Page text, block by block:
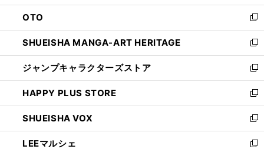
ウ
で
開
く
ン
ド
ウ
で
開
く
OTO
新
し
い
ウ
ィ
ン
ド
ウ
で
開
く
SHUEISHA MANGA-ART HERITAGE
新
し
い
ウ
ィ
ン
ド
ウ
で
ジャンプキャラクターズストア
新
し
い
ウ
ィ
ン
ド
HAPPY PLUS STORE
新
し
い
ウ
ィ
SHUEISHA VOX
新
し
い
LEEマルシェ
新